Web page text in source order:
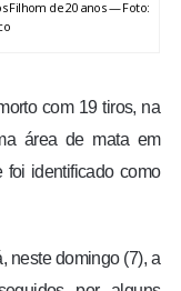
Filhom de 20 anos — Foto:
com 19 tiros, na
área de mata em
foi identificado como
neste domingo (7), a